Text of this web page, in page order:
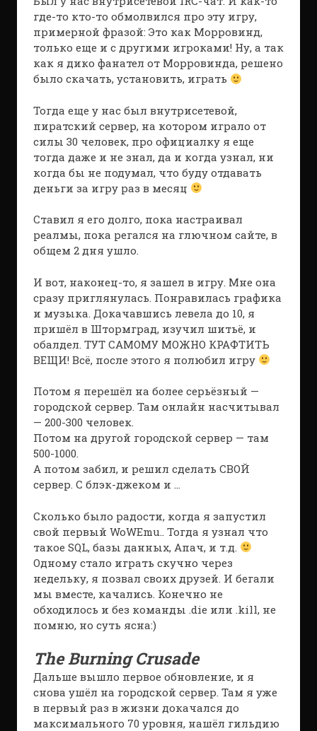
где-то кто-то обмолвился про эту игру,
примерной фразой: Это как Морровинд,
только еще и с другими игроками! Ну, а так
как я дико фанател от Морровинда, решено
было скачать, установить, играть
Тогда еще у нас был внутрисетевой,
пиратский сервер, на котором играло от
силы 30 человек, про официалку я еще
тогда даже и не знал, да и когда узнал, ни
когда бы не подумал, что буду отдавать
деньги за игру раз в месяц
Ставил я его долго, пока настраивал
реалмы, пока регался на глючном сайте, в
общем 2 дня ушло.
И вот, наконец-то, я зашел в игру. Мне она
сразу приглянулась. Понравилась графика
и музыка. Докачавшись левела до 10, я
пришёл в Штормград, изучил шитьё, и
обалдел. ТУТ САМОМУ МОЖНО КРАФТИТЬ
ВЕЩИ! Всё, после этого я полюбил игру
Потом я перешёл на более серьёзный —
городской сервер. Там онлайн насчитывал
— 200-300 человек.
Потом на другой городской сервер — там
500-1000.
А потом забил, и решил сделать СВОЙ
сервер. С блэк-джеком и …
Сколько было радости, когда я запустил
свой первый WoWEmu.. Тогда я узнал что
такое SQL, базы данных, Апач, и т.д.
Одному стало играть скучно через
недельку, я позвал своих друзей. И бегали
мы вместе, качались. Конечно не
обходилось и без команды .die или .kill, не
помню, но суть ясна:)
The Burning Crusade
Дальше вышло первое обновление, и я
снова ушёл на городской сервер. Там я уже
в первый раз в жизни докачался до
максимального 70 уровня, нашёл гильдию